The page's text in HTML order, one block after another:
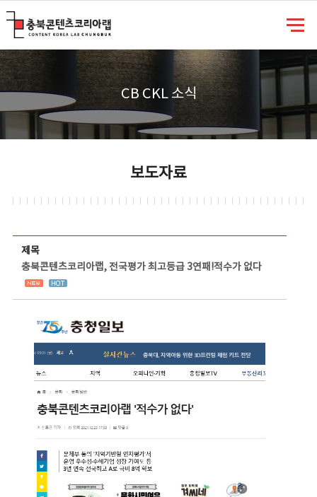
CB CKL 소식
보도자료
제목
충북콘텐츠코리아랩, 전국평가 최고등급 3연패!적수가 없다